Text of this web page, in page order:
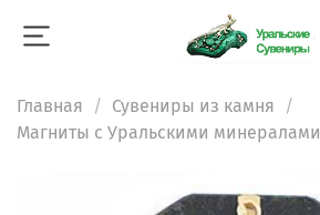
Главная
Сувениры из камня
Магниты с Уральскими минералами